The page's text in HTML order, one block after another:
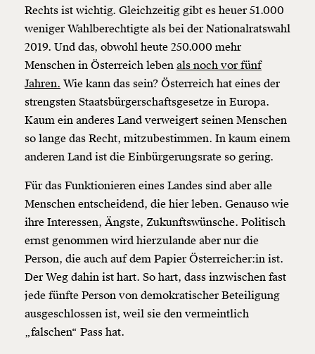
Rechts ist wichtig. Gleichzeitig gibt es heuer 51.000
weniger Wahlberechtigte als bei der Nationalratswahl
2019. Und das, obwohl heute 250.000 mehr
Menschen in Österreich leben als noch vor fünf
Jahren. Wie kann das sein? Österreich hat eines der
strengsten Staatsbürgerschaftsgesetze in Europa.
Kaum ein anderes Land verweigert seinen Menschen
so lange das Recht, mitzubestimmen. In kaum einem
anderen Land ist die Einbürgerungsrate so gering.
Für das Funktionieren eines Landes sind aber alle
Menschen entscheidend, die hier leben. Genauso wie
ihre Interessen, Ängste, Zukunftswünsche. Politisch
ernst genommen wird hierzulande aber nur die
Person, die auch auf dem Papier Österreicher:in ist.
Der Weg dahin ist hart. So hart, dass inzwischen fast
jede fünfte Person von demokratischer Beteiligung
ausgeschlossen ist, weil sie den vermeintlich
„falschen“ Pass hat.